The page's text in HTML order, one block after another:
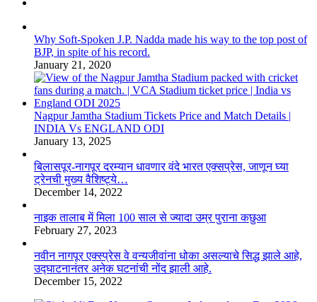
Why Soft-Spoken J.P. Nadda made his way to the top post of
BJP, in spite of his record.
January 21, 2020
Nagpur Jamtha Stadium Tickets Price and Match Details |
INDIA Vs ENGLAND ODI
January 13, 2025
बिलासपूर-नागपूर दरम्यान धावणार वंदे भारत एक्सप्रेस, जाणून घ्या
ट्रेनची मुख्य वैशिष्ट्ये…
December 14, 2022
नाइक तालाब में मिला 100 साल से ज्यादा उम्र पुराना कछुआ
February 27, 2023
नवीन नागपूर एक्स्प्रेस वे वन्यजीवांना धोका असल्याचे सिद्ध झाले आहे,
उद्घाटनानंतर अनेक घटनांची नोंद झाली आहे.
December 15, 2022